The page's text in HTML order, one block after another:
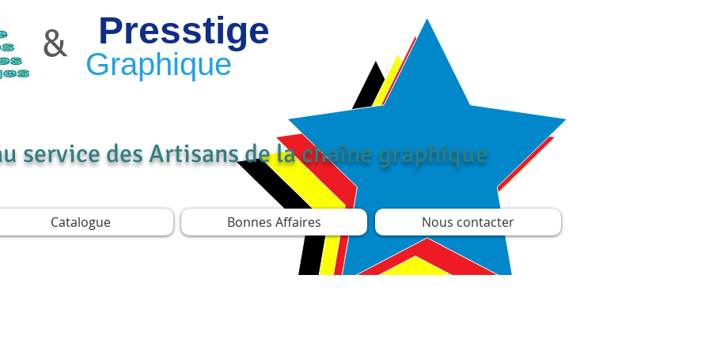
& Presstige
Graphique
service des Artisans de la chaîne graphique
Catalogue Bonnes Affaires Nous contacter